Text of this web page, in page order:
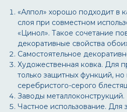
«Алпол» хорошо подходит в
слоя при совместном
«Цинол». Такое сочетание
декоративные свойства
Самостоятельное
Художественная ковка. Для
только защитных функций, но
серебристого-серого
Заводы металлоконструкций.
Частное использование. Для